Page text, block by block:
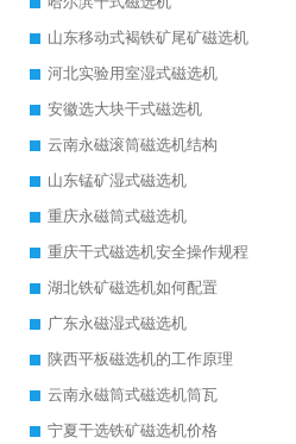
山东移动式褐铁矿尾矿磁选机
河北实验用室湿式磁选机
安徽选大块干式磁选机
云南永磁滚筒磁选机结构
山东锰矿湿式磁选机
重庆永磁筒式磁选机
重庆干式磁选机安全操作规程
湖北铁矿磁选机如何配置
广东永磁湿式磁选机
陕西平板磁选机的工作原理
云南永磁筒式磁选机筒瓦
宁夏干选铁矿磁选机价格